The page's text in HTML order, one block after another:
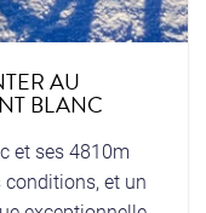
AU
BLANC
et ses 4810m
conditions, et un